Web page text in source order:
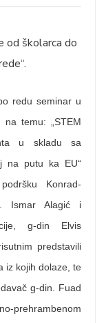
od školarca do
redu seminar u
na temu: „STEM
u skladu sa
na putu ka EU“
Konrad-
Ismar Alagić i
g-din Elvis
predstavili
iz kojih dolaze, te
g-din. Fuad
prehrambenom